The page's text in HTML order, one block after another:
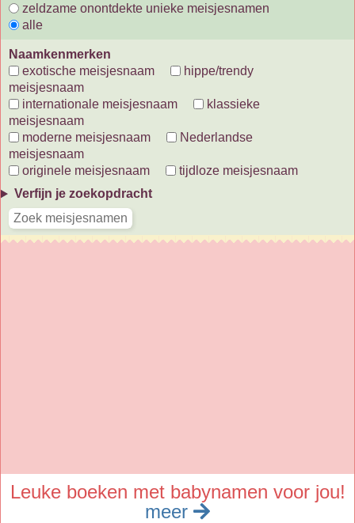
zeldzame onontdekte unieke meisjesnamen
alle
Naamkenmerken
exotische meisjesnaam
hippe/trendy
meisjesnaam
internationale meisjesnaam
klassieke
meisjesnaam
moderne meisjesnaam
Nederlandse
meisjesnaam
originele meisjesnaam
tijdloze meisjesnaam
Verfijn je zoekopdracht
Leuke boeken met babynamen voor jou!
meer